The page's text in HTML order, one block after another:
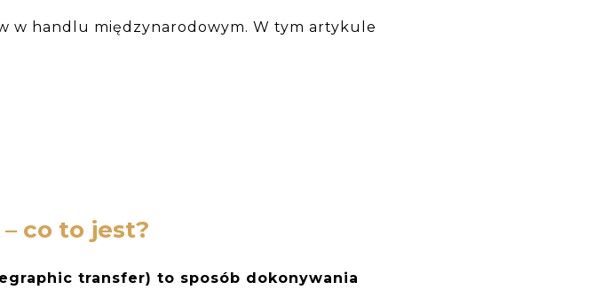
w handlu międzynarodowym. W tym artykule
– co to jest?
transfer) to sposób dokonywania